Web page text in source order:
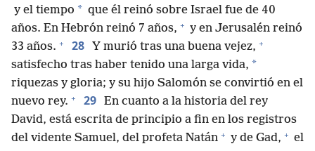
y el tiempo * que él reinó sobre Israel fue de 40
años. En Hebrón reinó 7 años, + y en Jerusalén reinó
33 años. + 28 Y murió tras una buena vejez, +
satisfecho tras haber tenido una larga vida, *
riquezas y gloria; y su hijo Salomón se convirtió en el
nuevo rey. + 29 En cuanto a la historia del rey
David, está escrita de principio a fin en los registros
del vidente Samuel, del profeta Natán + y de Gad, + el